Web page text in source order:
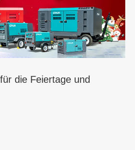
die Feiertage und